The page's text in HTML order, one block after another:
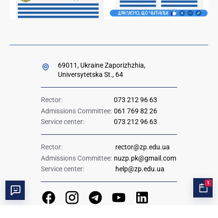
69011, Ukraine Zaporizhzhia,
Universytetska St., 64
Rector:
073 212 96 63
Admissions Committee: 061 769 82 26
Service center:
073 212 96 63
Rector:
rector@zp.edu.ua
Admissions Committee: nuzp.pk@gmail.com
Service center:
help@zp.edu.ua
1